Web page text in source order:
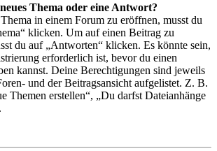
Thema oder eine Antwort?
in einem Forum zu eröffnen, musst du
klicken. Um auf einen Beitrag zu
du auf „Antworten“ klicken. Es könnte sein,
erforderlich ist, bevor du einen
kannst. Deine Berechtigungen sind jeweils
und der Beitragsansicht aufgelistet. Z. B.
Themen erstellen“, „Du darfst Dateianhänge